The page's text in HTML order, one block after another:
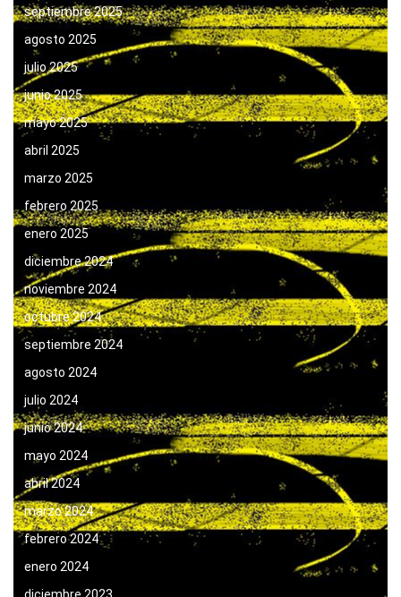
septiembre 2025
agosto 2025
julio 2025
junio 2025
mayo 2025
abril 2025
marzo 2025
febrero 2025
enero 2025
diciembre 2024
noviembre 2024
octubre 2024
septiembre 2024
agosto 2024
julio 2024
junio 2024
mayo 2024
abril 2024
marzo 2024
febrero 2024
enero 2024